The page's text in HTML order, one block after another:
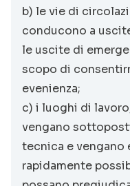
b) le vie di
conducono a
le uscite di
scopo di
evenienza;
c) i luoghi di
vengano
tecnica e vengano
rapidamente